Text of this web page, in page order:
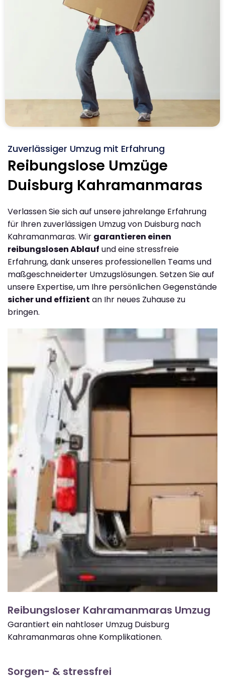
Zuverlässiger Umzug mit Erfahrung
Reibungslose Umzüge
Duisburg Kahramanmaras
Verlassen Sie sich auf unsere jahrelange Erfahrung
für Ihren zuverlässigen Umzug von Duisburg nach
Kahramanmaras. Wir garantieren einen
reibungslosen Ablauf und eine stressfreie
Erfahrung, dank unseres professionellen Teams und
maßgeschneiderter Umzugslösungen. Setzen Sie auf
unsere Expertise, um Ihre persönlichen Gegenstände
sicher und effizient an Ihr neues Zuhause zu
bringen.
Reibungsloser Kahramanmaras Umzug
Garantiert ein nahtloser Umzug Duisburg
Kahramanmaras ohne Komplikationen.
Sorgen- & stressfrei